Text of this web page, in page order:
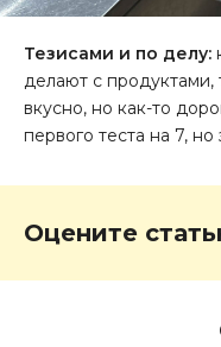
Тезисами и по делу:
делают с продуктами,
вкусно, но как-то
первого теста на 7,
Оцените